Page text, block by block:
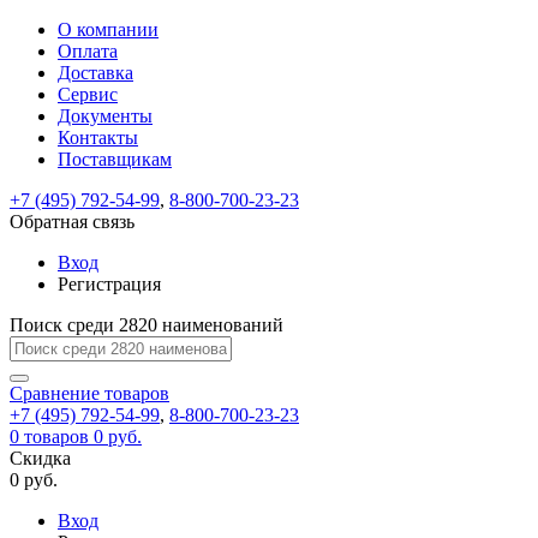
ВходРегистрация
Только
test@example.com
отправлена
по
ней
для
регистрации.
Ок
Только
Запомнить
меня
Забыли
Восстановление
пароля
Заполните
форму.
Мы
отправим
ссылку
на
указанный
электронный
адрес,
перейдя
по
которой
вы
новый
На
вашу
test@test.ru
отправлена
ссылка.
Перейдите
по
для
смены
пароля.
Введите
новый
пароль
Сменить
Пароль
успешно
Войти
Обратная
связь
Сообщение
пользовательского
соглашения
Ваше
сообщение
успешно
О компании
Оплата
Доставка
Сервис
Документы
Контакты
Поставщикам
+7 (495) 792-54-99, 8-800-700-23-23
Обратная связь
Вход
Регистрация
Поиск среди 2820 наименований
Сравнение товаров
+7 (495) 792-54-99, 8-800-700-23-23
0 товаров 0 руб.
Скидка
0 руб.
Вход